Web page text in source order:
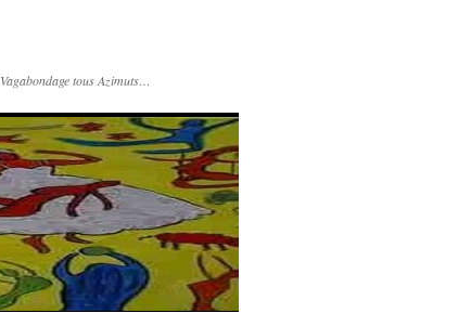
Vagabondage tous Azimuts…